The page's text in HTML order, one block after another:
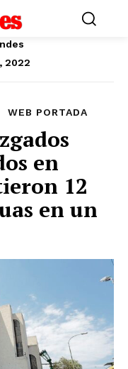
2022
WEB PORTADA
en
12
en un